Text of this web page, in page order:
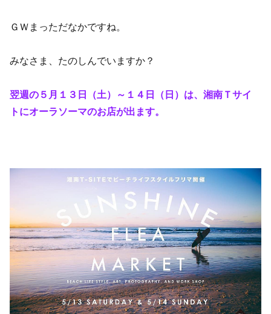
ＧＷまっただなかですね。
みなさま、たのしんでいますか？
翌週の５月１３日（土）～１４日（日）は、湘南Ｔサイ
トにオーラソーマのお店が出ます。